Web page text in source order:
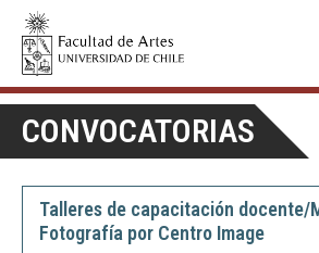
PORTADA
ADMISIÓN
ETAPA BÁSICA
CARRERAS
CONVOCATORIAS
Talleres de capacitación docente/
Fotografía por Centro Image